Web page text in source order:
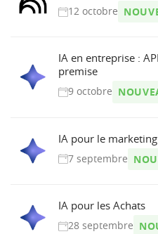
12 octobre
IA en entreprise :
premise
9 octobre
IA pour le marketing
7 septembre
IA pour les Achats
28 septembre